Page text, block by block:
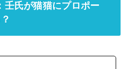
壬氏が猫猫にプロポー